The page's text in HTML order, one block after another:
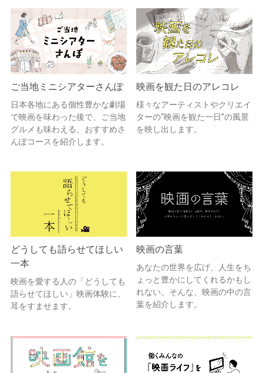
ご当地ミニシアターさんぽ
日本各地にある個性豊かな劇場
で映画を味わった後で、ご当地
グルメも味わえる、おすすめさ
んぽコースを紹介します。
映画を観た日のアレコレ
様々なアーティストやクリエイ
ターの“映画を観た一日”の風景
を映し出します。
どうしても語らせてほしい
一本
映画を愛する人の「どうしても
語らせてほしい」映画体験に、
耳をすませます。
映画の言葉
あなたの世界を広げ、人生をち
ょっと豊かにしてくれるかもし
れない。そんな、映画の中の言
葉を紹介します。